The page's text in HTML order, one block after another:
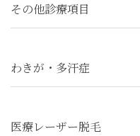
その他診療項目
わきが・多汗症
医療レーザー脱毛